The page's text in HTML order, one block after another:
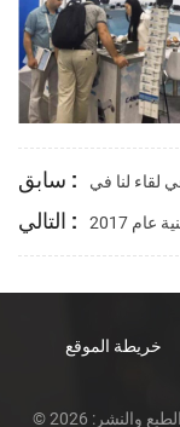
سابق :
التالي : 2017
خريطة الموقع
© حقوق الطبع والنشر: 2026 Xiamen Cashino Technology Co., Ltd.